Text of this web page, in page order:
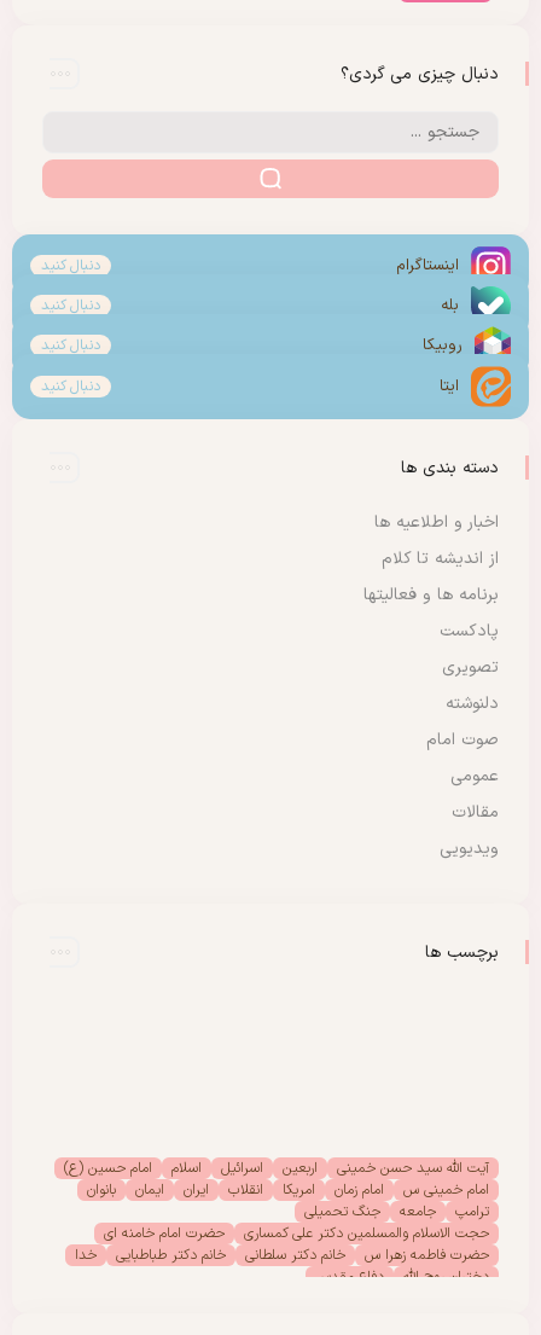
دنبال چیزی می گردی؟
اینستاگرام دنبال کنید
بله دنبال کنید
روبیکا دنبال کنید
ایتا دنبال کنید
دسته بندی ها
اخبار و اطلاعیه ها
از اندیشه تا کلام
برنامه ها و فعالیتها
پادکست
تصویری
دلنوشته
صوت امام
عمومی
مقالات
ویدیویی
برچسب ها
آیت الله سید حسن خمینی اربعین اسرائیل اسلام
امام حسین (ع)
امام خمینی س
امام زمان امریکا انقلاب ایران ایمان
بانوان
ترامپ
جامعه
جنگ تحمیلی
حجت الاسلام والمسلمین دکتر علی کمساری
حضرت امام خامنه ای
حضرت فاطمه زهرا س
خانم دکتر سلطانی خانم دکتر طباطبایی
خدا
دختران روح الله
دفاع مقدس